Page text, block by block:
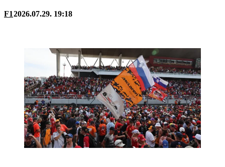
F12026.07.29. 19:18